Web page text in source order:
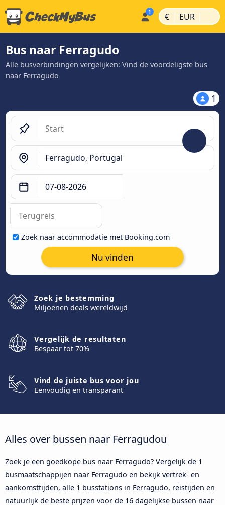
€ | EUR |
Bus naar Ferragudo
Alle busverbindingen vergelijken: Vind de voordeligste bus
naar Ferragudo
1
Zoek naar accommodatie met Booking.com
Nu vinden
Zoek je bestemming
Miljoenen deals wereldwijd
Vergelijk de resultaten
Bespaar tot 70%
Vind de juiste bus voor jou
Eenvoudig en transparant
Alles over bussen naar Ferragudou
Zoek je een goedkope bus naar Ferragudo? Vergelijk de 1
busmaatschappijen naar Ferragudo en bekijk vertrek- en
aankomsttijden, alle 1 busstations in Ferragudo, reistijden en
natuurlijk de beste prijzen voor de 16 dagelijkse bussen naar